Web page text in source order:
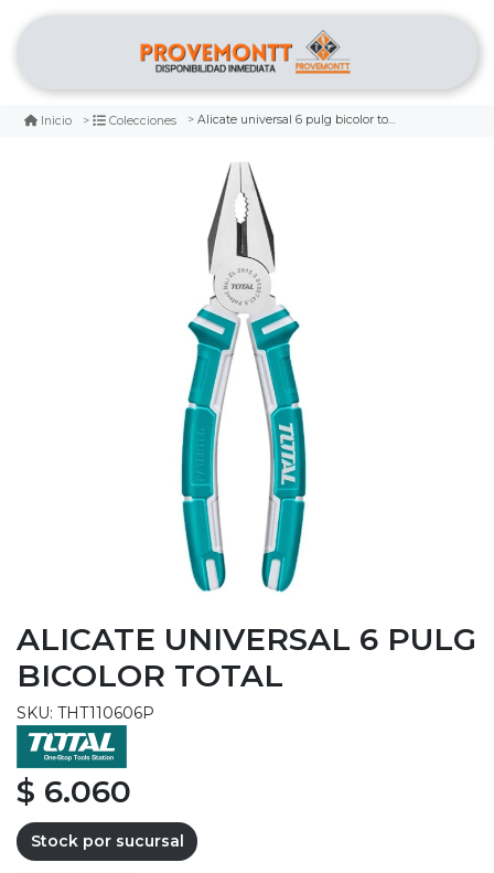
Inicio Colecciones Alicate universal 6 pulg bicolor total
ALICATE UNIVERSAL 6 PULG
BICOLOR TOTAL
SKU: THT110606P
$ 6.060
Stock por sucursal